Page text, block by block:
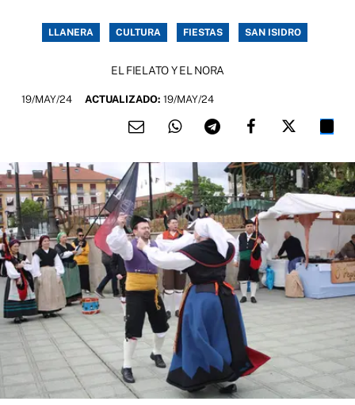
LLANERA CULTURA FIESTAS SAN ISIDRO
EL FIELATO Y EL NORA
19/MAY/24 ACTUALIZADO: 19/MAY/24